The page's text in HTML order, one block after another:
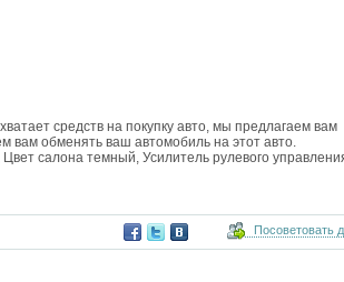
средств на покупку авто, мы предлагаем вам
вам обменять ваш автомобиль на этот авто.
салона темный, Усилитель рулевого
Посоветовать